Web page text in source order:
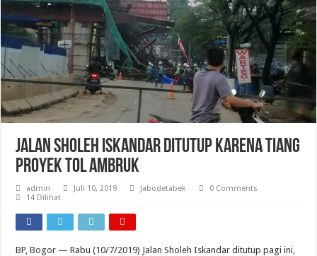
Jalan Sholeh Iskandar Ditutup Karena Tiang
Proyek Tol Ambruk
admin Juli 10, 2019 Jabodetabek
0 Comments
14 Dilihat
BP, Bogor — Rabu (10/7/2019) Jalan Sholeh Iskandar ditutup pagi ini,